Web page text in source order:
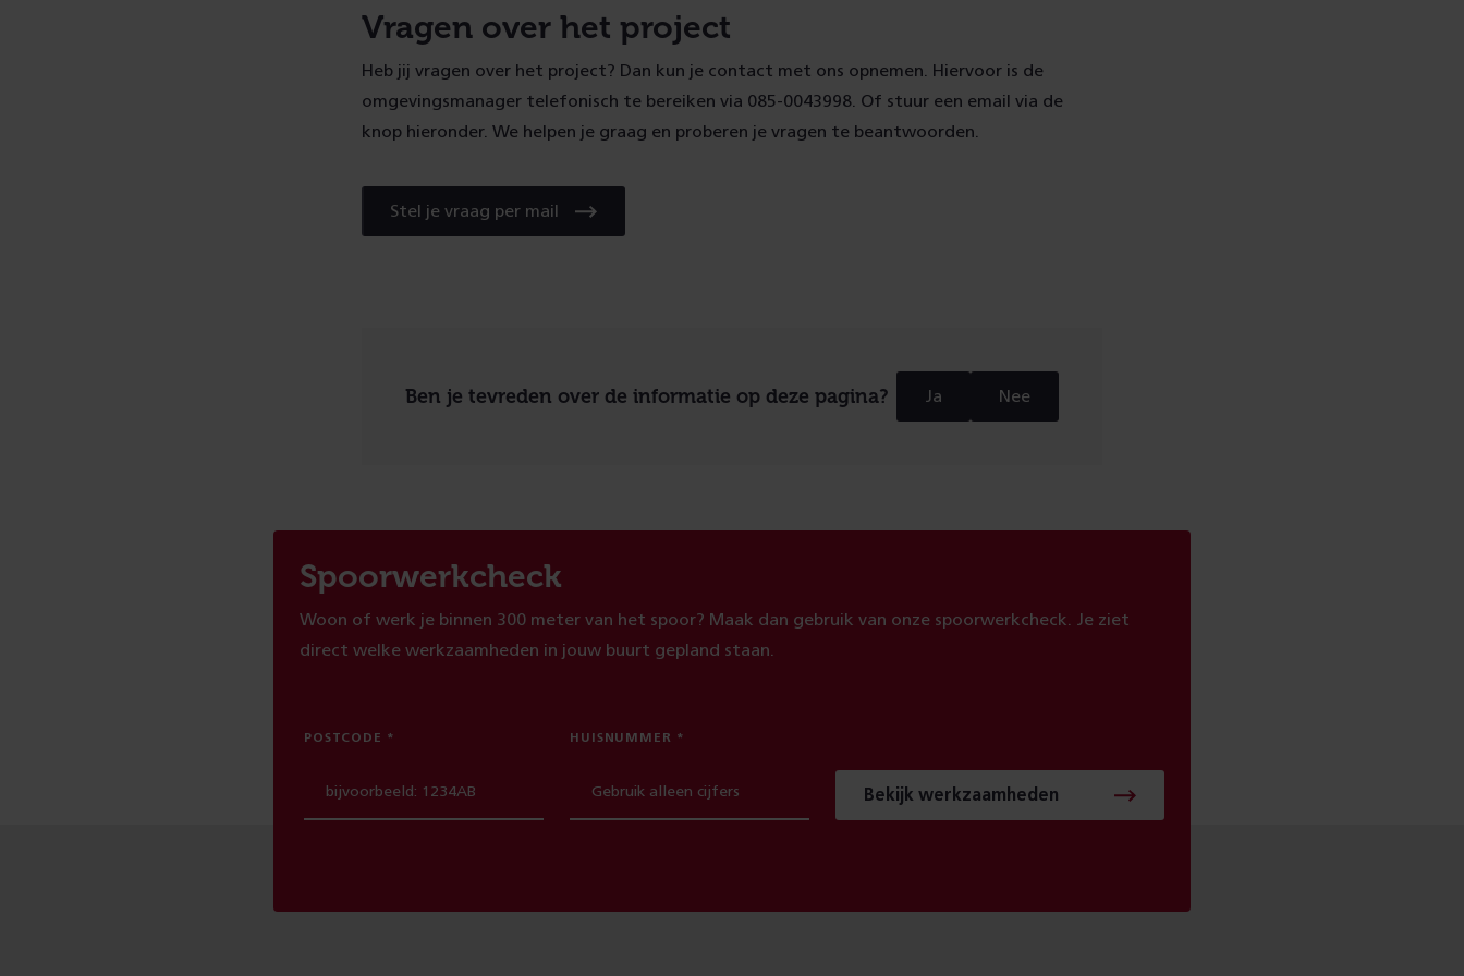
Vragen over het project
Heb jij vragen over het project? Dan kun je contact met ons opnemen. Hiervoor is de
omgevingsmanager telefonisch te bereiken via 085-0043998. Of stuur een email via de
knop hieronder. We helpen je graag en proberen je vragen te beantwoorden.
Stel je vraag per mail
Email
Ben je tevreden over de informatie op deze pagina? Ja Nee
Spoorwerkcheck
Woon of werk je binnen 300 meter van het spoor? Maak dan gebruik van onze spoorwerkcheck. Je ziet
direct welke werkzaamheden in jouw buurt gepland staan.
POSTCODE HUISNUMMER
Bekijk werkzaamheden